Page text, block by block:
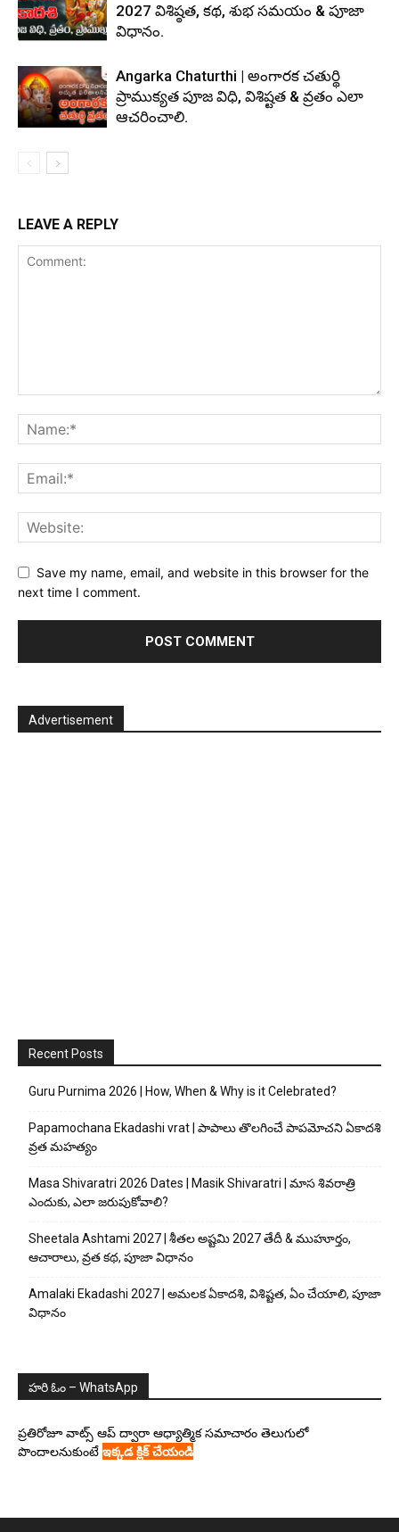
2027 విశిష్ఠత, కథ, శుభ సమయం & పూజా
విధానం.
Angarka Chaturthi | అంగారక చతుర్థి
ప్రాముక్యత పూజ విధి, విశిష్టత & వ్రతం ఎలా
ఆచరించాలి.
LEAVE A REPLY
Save my name, email, and website in this browser for the
next time I comment.
Advertisement
Recent Posts
Guru Purnima 2026 | How, When & Why is it Celebrated?
Papamochana Ekadashi vrat | పాపాలు తొలగించే పాపమోచని ఏకాదశి
వ్రత మహత్యం
Masa Shivaratri 2026 Dates | Masik Shivaratri | మాస శివరాత్రి
ఎందుకు, ఎలా జరుపుకోవాలి?
Sheetala Ashtami 2027 | శీతల అష్టమి 2027 తేదీ & ముహూర్తం,
ఆచారాలు, వ్రత కథ, పూజా విధానం
Amalaki Ekadashi 2027 | అమలక ఏకాదశి, విశిష్టత, ఏం చేయాలి, పూజా
విధానం
హరి ఓం – WhatsApp
ప్రతిరోజూ వాట్స్ ఆప్ ద్వారా ఆధ్యాత్మిక సమాచారం తెలుగులో
పొందాలనుకుంటే ఇక్కడ క్లిక్ చేయండి